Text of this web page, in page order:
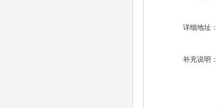
详细地址：
补充说明：